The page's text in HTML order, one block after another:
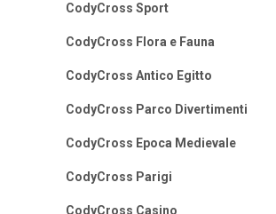
CodyCross Sport
CodyCross Flora e Fauna
CodyCross Antico Egitto
CodyCross Parco Divertimenti
CodyCross Epoca Medievale
CodyCross Parigi
CodyCross Casino